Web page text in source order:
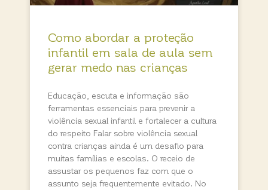
Como abordar a proteção
infantil em sala de aula sem
gerar medo nas crianças
Educação, escuta e informação são
ferramentas essenciais para prevenir a
violência sexual infantil e fortalecer a cultura
do respeito Falar sobre violência sexual
contra crianças ainda é um desafio para
muitas famílias e escolas. O receio de
assustar os pequenos faz com que o
assunto seja frequentemente evitado. No